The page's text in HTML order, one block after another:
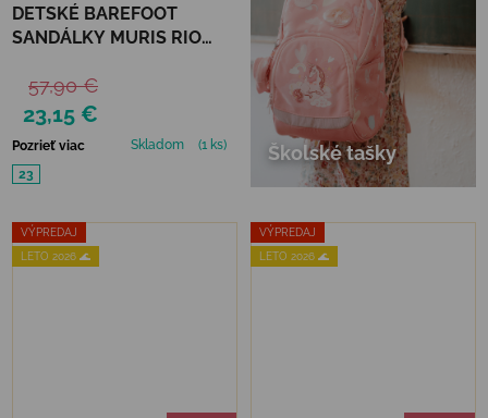
DETSKÉ BAREFOOT
SANDÁLKY MURIS RIO
23,15 €
57,90 €
Pozrieť viac Skladom
(1 ks)
23
Školské tašky
VÝPREDAJ
LETO 2026 🌊
VÝPREDAJ
LETO 2026 🌊